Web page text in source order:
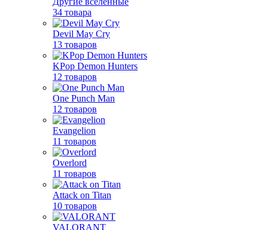
34 товара
Devil May Cry
13 товаров
KPop Demon Hunters
12 товаров
One Punch Man
12 товаров
Evangelion
11 товаров
Overlord
11 товаров
Attack on Titan
10 товаров
VALORANT